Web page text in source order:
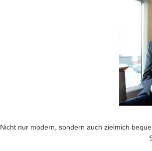
Nicht nur modern, sondern auch zielmich